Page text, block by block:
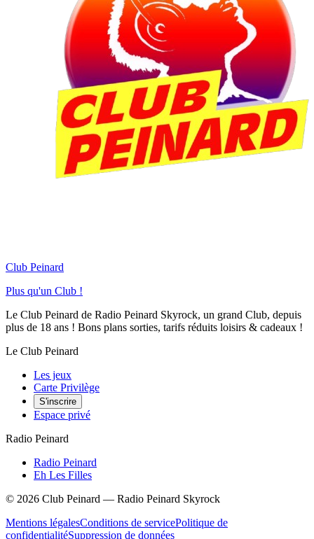
Club Peinard
Plus qu'un Club !
Le Club Peinard de Radio Peinard Skyrock, un grand Club, depuis
plus de 18 ans ! Bons plans sorties, tarifs réduits loisirs & cadeaux !
Le Club Peinard
Les jeux
Carte Privilège
S'inscrire
Espace privé
Radio Peinard
Radio Peinard
Eh Les Filles
© 2026 Club Peinard — Radio Peinard Skyrock
Mentions légalesConditions de servicePolitique de
confidentialitéSuppression de données